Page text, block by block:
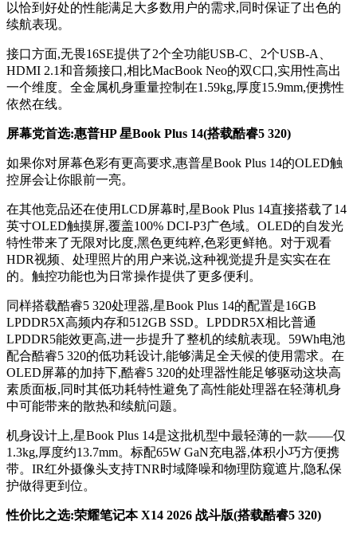
以恰到好处的性能满足大多数用户的需求,同时保证了出色的
续航表现。
接口方面,无畏16SE提供了2个全功能USB-C、2个USB-A、
HDMI 2.1和音频接口,相比MacBook Neo的双C口,实用性高出
一个维度。全金属机身重量控制在1.59kg,厚度15.9mm,便携性
依然在线。
屏幕党首选:惠普HP 星Book Plus 14(搭载酷睿5 320)
如果你对屏幕色彩有更高要求,惠普星Book Plus 14的OLED触
控屏会让你眼前一亮。
在其他竞品还在使用LCD屏幕时,星Book Plus 14直接搭载了14
英寸OLED触摸屏,覆盖100% DCI-P3广色域。OLED的自发光
特性带来了无限对比度,黑色更纯粹,色彩更鲜艳。对于观看
HDR视频、处理照片的用户来说,这种视觉提升是实实在在
的。触控功能也为日常操作提供了更多便利。
同样搭载酷睿5 320处理器,星Book Plus 14的配置是16GB
LPDDR5X高频内存和512GB SSD。LPDDR5X相比普通
LPDDR5能效更高,进一步提升了整机的续航表现。59Wh电池
配合酷睿5 320的低功耗设计,能够满足全天候的使用需求。在
OLED屏幕的加持下,酷睿5 320的处理器性能足够驱动这块高
素质面板,同时其低功耗特性避免了高性能处理器在轻薄机身
中可能带来的散热和续航问题。
机身设计上,星Book Plus 14是这批机型中最轻薄的一款——仅
1.3kg,厚度约13.7mm。标配65W GaN充电器,体积小巧方便携
带。IR红外摄像头支持TNR时域降噪和物理防窥遮片,隐私保
护做得更到位。
性价比之选:荣耀笔记本 X14 2026 战斗版(搭载酷睿5 320)